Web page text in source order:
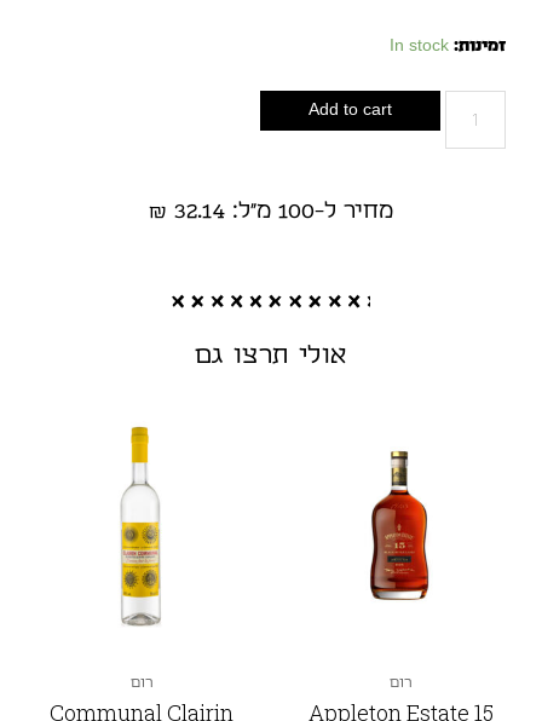
זמינות: In stock
Add to cart
מחיר ל-100 מ"ל: 32.14 ₪
אולי תרצו גם
רום
Appleton Estate 15
רום
Communal Clairin